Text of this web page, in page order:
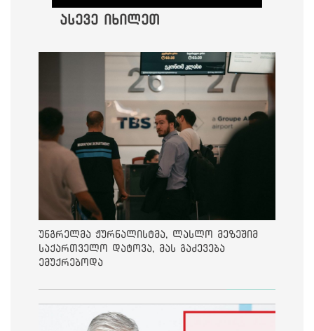
ასევე იხილეთ
უნგრელმა ჟურნალისტმა, ლასლო მეზეშიმ
საქართველო დატოვა, მას გაძევება
ემუქრებოდა